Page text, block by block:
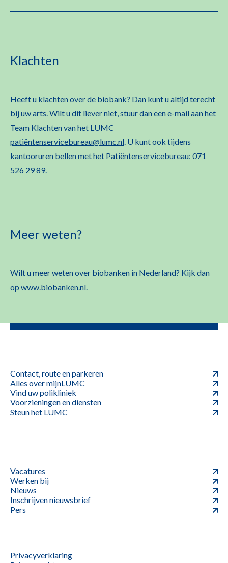
Klachten
Heeft u klachten over de biobank? Dan kunt u altijd terecht
bij uw arts. Wilt u dit liever niet, stuur dan een e-mail aan het
Team Klachten van het LUMC
patiëntenservicebureau@lumc.nl. U kunt ook tijdens
kantooruren bellen met het Patiëntenservicebureau: 071
526 29 89.
Meer weten?
Wilt u meer weten over biobanken in Nederland? Kijk dan
op www.biobanken.nl.
Contact, route en parkeren
Alles over mijnLUMC
Vind uw polikliniek
Voorzieningen en diensten
Steun het LUMC
Vacatures
Werken bij
Nieuws
Inschrijven nieuwsbrief
Pers
Privacyverklaring